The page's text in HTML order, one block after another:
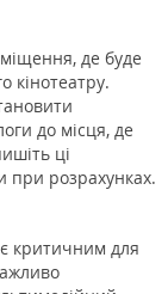
де буде
кінотеатру.
до місця, де
ці
при розрахунках.
критичним для